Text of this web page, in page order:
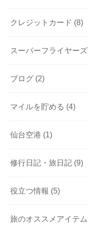
クレジットカード (8)
スーパーフライヤーズ
ブログ (2)
マイルを貯める (4)
仙台空港 (1)
修行日記・旅日記 (9)
役立つ情報 (5)
旅のオススメアイテム